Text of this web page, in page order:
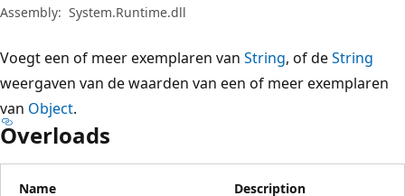
Assembly: System.Runtime.dll
Voegt een of meer exemplaren van String, of deString
weergaven van de waarden van een of meer exemplaren
van Object.
Overloads
Name Description